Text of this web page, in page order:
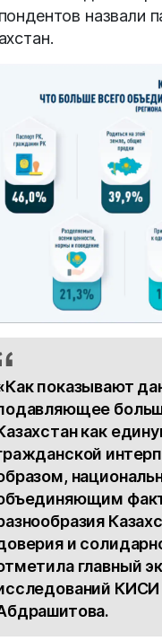
назвали
показывают
как
и
главный